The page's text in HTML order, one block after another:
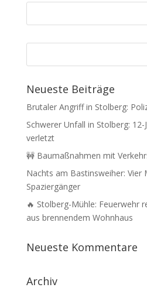
Neueste Beiträge
Brutaler Angriff in Stolberg:
Schwerer Unfall in Stolberg:
verletzt
🚧 Baumaßnahmen mit
Nachts am Bastinsweiher: Vier
Spaziergänger
🔥 Stolberg-Mühle: Feuerwehr
aus brennendem Wohnhaus
Neueste Kommentare
Archiv